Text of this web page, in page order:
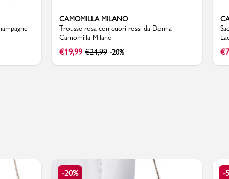
CAMOMILLA MILANO
Trousse rosa con cuori rossi da Donna
Camomilla Milano
€19,99 €24,99 -20% €
-20% -